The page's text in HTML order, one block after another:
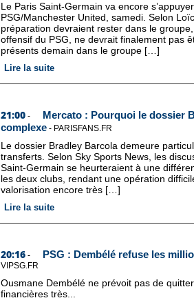
Le Paris Saint-Germain va encore
PSG/Manchester United, samedi. Selon
préparation devraient rester dans le
offensif du PSG, ne devrait finalement pas
présents demain dans le groupe […]
Lire la suite
21:00 -
Mercato : Pourquoi le dossier
complexe - PARISFANS.FR
Le dossier Bradley Barcola demeure
transferts. Selon Sky Sports News, les
Saint-Germain se heurteraient à une
les deux clubs, rendant une opération
valorisation encore très […]
Lire la suite
20:16 - PSG : Dembélé refuse les
VIPSG.FR
Ousmane Dembélé ne prévoit pas de
financières très...